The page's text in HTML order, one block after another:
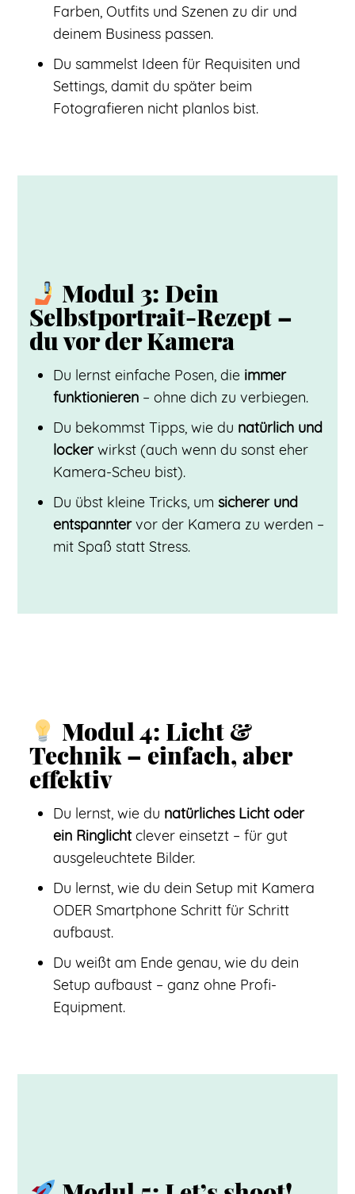
Farben, Outfits und Szenen zu dir und
deinem Business passen.
Du sammelst Ideen für Requisiten und
Settings, damit du später beim
Fotografieren nicht planlos bist.
Modul 3: Dein
Selbstportrait-Rezept –
du vor der Kamera
Du lernst einfache Posen, die immer
funktionieren– ohne dich zu verbiegen.
Du bekommst Tipps, wie du natürlich und
lockerwirkst (auch wenn du sonst eher
Kamera-Scheu bist).
Du übst kleine Tricks, um sicherer und
entspanntervor der Kamera zu werden –
mit Spaß statt Stress.
Modul 4: Licht &
Technik – einfach, aber
effektiv
Du lernst, wie du natürliches Licht oder
ein Ringlichtclever einsetzt – für gut
ausgeleuchtete Bilder.
Du lernst, wie du dein Setup mit Kamera
ODER Smartphone Schritt für Schritt
aufbaust.
Du weißt am Ende genau, wie du dein
Setup aufbaust – ganz ohne Profi-
Equipment.